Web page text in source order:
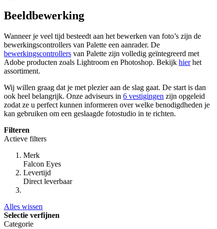
Beeldbewerking
Wanneer je veel tijd besteedt aan het bewerken van foto’s zijn de
bewerkingscontrollers van Palette een aanrader. De
bewerkingscontrollers van Palette zijn volledig geïntegreerd met
Adobe producten zoals Lightroom en Photoshop. Bekijk hierhet
assortiment.
Wij willen graag dat je met plezier aan de slag gaat. De start is dan
ook heel belangrijk. Onze adviseurs in 6 vestigingen zijn opgeleid
zodat ze u perfect kunnen informeren over welke benodigdheden je
kan gebruiken om een geslaagde fotostudio in te richten.
Filteren
Actieve filters
Merk
Falcon Eyes
Levertijd
Direct leverbaar
Alles wissen
Selectie verfijnen
Categorie